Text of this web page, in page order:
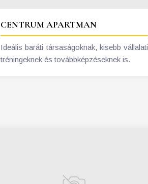
CENTRUM APARTMAN
Ideális baráti társaságoknak, kisebb vállalati
tréningeknek és továbbképzéseknek is.